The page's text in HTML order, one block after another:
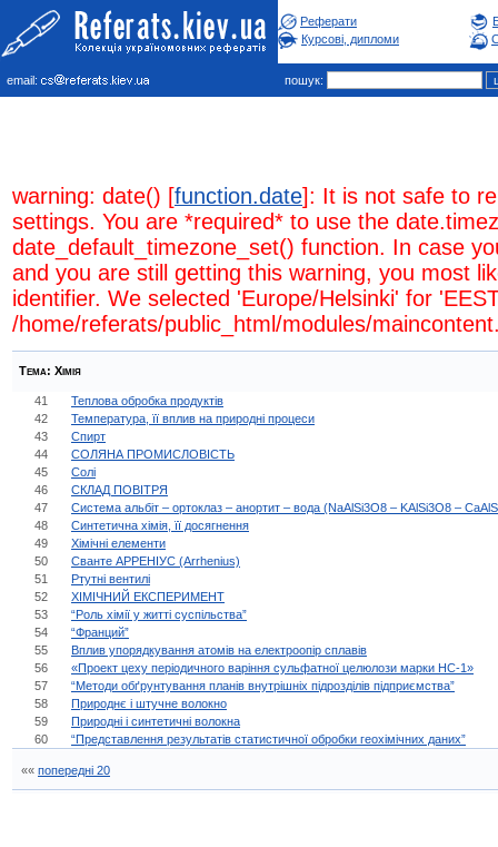
Реферати
Курсові, дипломи
email: пошук:
warning: date() [function.date]: It is not safe to
settings. You are *required* to use the
date_default_timezone_set() function. In case
and you are still getting this warning, you most
identifier. We selected 'Europe/Helsinki' for
/home/referats/public_html/modules/
Тема: Хiмiя
41
Теплова обробка продуктів
42
Температура, її вплив на природні процеси
43
Спирт
44
СОЛЯНА ПРОМИСЛОВІСТЬ
45
Солі
46
СКЛАД ПОВІТРЯ
47
Система альбіт – ортоклаз – анортит – вода (NaAlSi3O8 – KАlSi3O8 –
48
Синтетична хімія, її досягнення
49
Хімічні елементи
50
Сванте АРРЕНІУС (Arrhenius)
51
Ртутні вентилі
52
ХІМІЧНИЙ ЕКСПЕРИМЕНТ
53
“Роль хімії у житті суспільства”
54
“Франций”
55
Вплив упорядкування атомів на електроопір сплавів
56
«Проект цеху періодичного варіння сульфатної целюлози марки НС-1»
57
“Методи обґрунтування планів внутрішніх підрозділів підприємства”
58
Природнє і штучне волокно
59
Природні і синтетичні волокна
60
“Представлення результатів статистичної обробки геохімічних даних”
«« попередні 20